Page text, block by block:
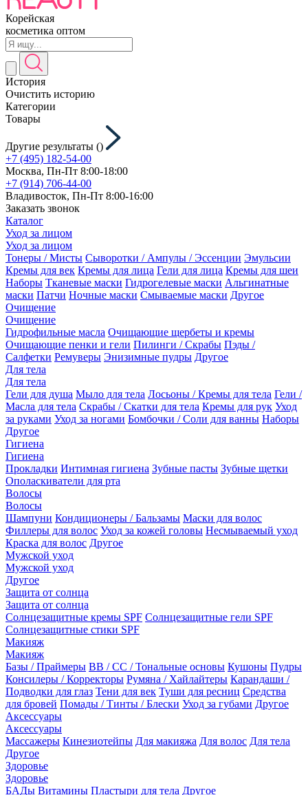
Корейская
косметика оптом
История
Очистить историю
Категории
Товары
Другие результаты ()
+7 (495) 182-54-00
Москва, Пн-Пт 8:00-18:00
+7 (914) 706-44-00
Владивосток, Пн-Пт 8:00-16:00
Заказать звонок
Каталог
Уход за лицом
Уход за лицом
Тонеры / Мисты Сыворотки / Ампулы / Эссенции Эмульсии
Кремы для век Кремы для лица Гели для лица Кремы для шеи
Наборы Тканевые маски Гидрогелевые маски Альгинатные
маски Патчи Ночные маски Смываемые маски Другое
Очищение
Очищение
Гидрофильные масла Очищающие щербеты и кремы
Очищающие пенки и гели Пилинги / Скрабы Пэды /
Салфетки Ремуверы Энизимные пудры Другое
Для тела
Для тела
Гели для душа Мыло для тела Лосьоны / Кремы для тела Гели /
Масла для тела Скрабы / Скатки для тела Кремы для рук Уход
за руками Уход за ногами Бомбочки / Соли для ванны Наборы
Другое
Гигиена
Гигиена
Прокладки Интимная гигиена Зубные пасты Зубные щетки
Ополаскиватели для рта
Волосы
Волосы
Шампуни Кондиционеры / Бальзамы Маски для волос
Филлеры для волос Уход за кожей головы Несмываемый уход
Краска для волос Другое
Мужской уход
Мужской уход
Другое
Защита от солнца
Защита от солнца
Солнцезащитные кремы SPF Солнцезащитные гели SPF
Солнцезащитные стики SPF
Макияж
Макияж
Базы / Праймеры BB / CC / Тональные основы Кушоны Пудры
Консилеры / Корректоры Румяна / Хайлайтеры Карандаши /
Подводки для глаз Тени для век Туши для ресниц Средства
для бровей Помады / Тинты / Блески Уход за губами Другое
Аксессуары
Аксессуары
Массажеры Кинезиотейпы Для макияжа Для волос Для тела
Другое
Здоровье
Здоровье
БАДы Витамины Пластыри для тела Другое